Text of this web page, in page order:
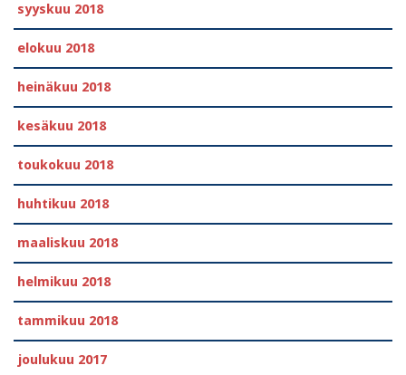
syyskuu 2018
elokuu 2018
heinäkuu 2018
kesäkuu 2018
toukokuu 2018
huhtikuu 2018
maaliskuu 2018
helmikuu 2018
tammikuu 2018
joulukuu 2017